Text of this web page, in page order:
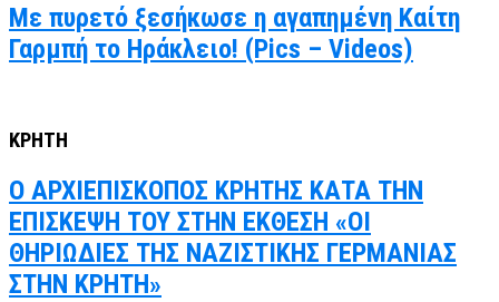
Με πυρετό ξεσήκωσε η αγαπημένη Καίτη
Γαρμπή το Ηράκλειο! (Pics – Videos)
ΚΡΗΤΗ
Ο ΑΡΧΙΕΠΙΣΚΟΠΟΣ ΚΡΗΤΗΣ ΚΑΤΑ ΤΗΝ
ΕΠΙΣΚΕΨΗ ΤΟΥ ΣΤΗΝ ΕΚΘΕΣΗ «ΟΙ
ΘΗΡΙΩΔΙΕΣ ΤΗΣ ΝΑΖΙΣΤΙΚΗΣ ΓΕΡΜΑΝΙΑΣ
ΣΤΗΝ ΚΡΗΤΗ»